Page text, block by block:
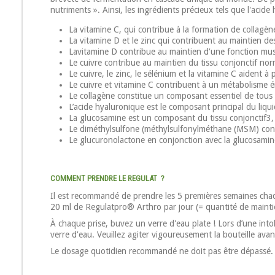
nutriments ». Ainsi, les ingrédients précieux tels que
La vitamine C, qui contribue à la formation de
La vitamine D et le zinc qui contribuent au maintien
Lavitamine D contribue au maintien d'une fonction
Le cuivre contribue au maintien du tissu conjonctif
Le cuivre, le zinc, le sélénium et la vitamine C aident
Le cuivre et vitamine C contribuent à un métabolisme
Le collagène constitue un composant essentiel de
L’acide hyaluronique est le composant principal du
La glucosamine est un composant du tissu
Le diméthylsulfone (méthylsulfonylméthane (MSM)
Le glucuronolactone en conjonction avec la
COMMENT PRENDRE LE REGULAT ?
Il est recommandé de prendre les 5 premières semaines
20 ml de Regulatpro® Arthro par jour (= quantité de
À chaque prise, buvez un verre d'eau plate ! Lors d’une
verre d'eau. Veuillez agiter vigoureusement la bouteille
Le dosage quotidien recommandé ne doit pas être